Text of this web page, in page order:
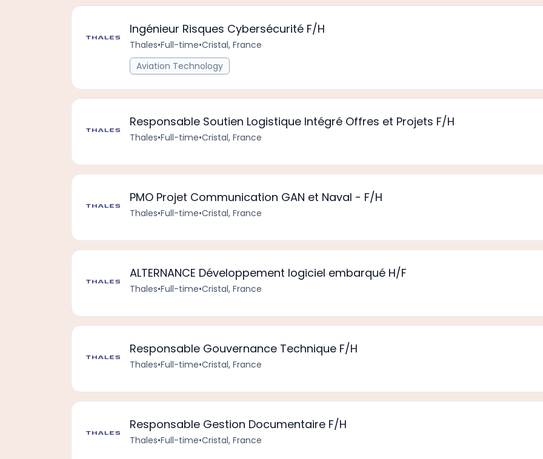
Ingénieur Risques Cybersécurité F/H
Thales•Full-time•Cristal, France
Aviation Technology
Responsable Soutien Logistique Intégré Offres et Projets F/H
Thales•Full-time•Cristal, France
PMO Projet Communication GAN et Naval - F/H
Thales•Full-time•Cristal, France
ALTERNANCE Développement logiciel embarqué H/F
Thales•Full-time•Cristal, France
Responsable Gouvernance Technique F/H
Thales•Full-time•Cristal, France
Responsable Gestion Documentaire F/H
Thales•Full-time•Cristal, France